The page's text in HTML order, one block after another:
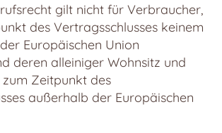
gilt nicht für Verbraucher,
des Vertragsschlusses keinem
Europäischen Union
deren alleiniger Wohnsitz und
Zeitpunkt des
außerhalb der Europäischen